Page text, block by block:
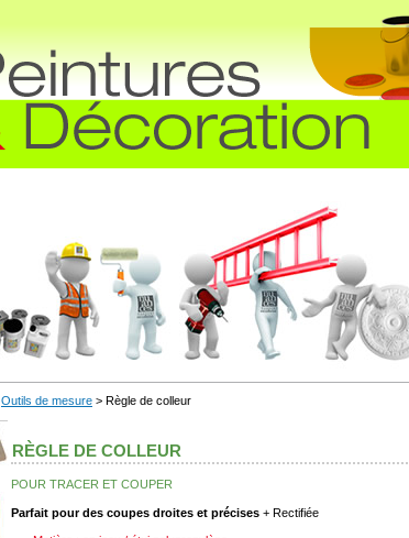
Outils de mesure > Règle de colleur
RÈGLE DE COLLEUR
POUR TRACER ET COUPER
Parfait pour des coupes droites et précises + Rectifiée